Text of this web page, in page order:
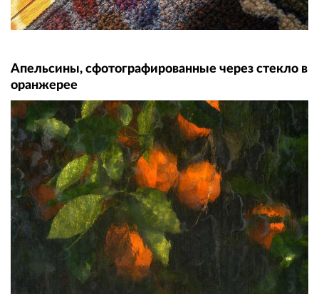
Апельсины, сфотографированные через стекло в
оранжерее